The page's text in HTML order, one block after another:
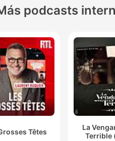
podcasts
Têtes
La
Terrible